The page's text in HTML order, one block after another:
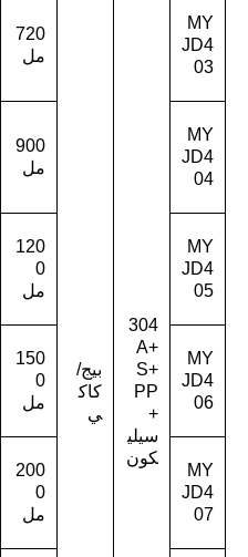
304
+A
S+
PP
+
سيلي
كون
بيج/
كاك
ي
MY
JD4
03
720
مل
MY
JD4
04
900
مل
MY
JD4
05
120
0
مل
MY
JD4
06
150
0
مل
MY
JD4
07
200
0
مل